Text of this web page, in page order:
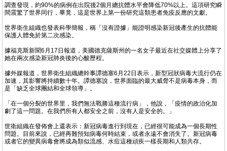
調查發現，約90%的病例在出院後2個月總抗體水平會降低70%以上。這項研究瞬
間震驚了世界同行，畢竟，這是世界上第一份研究這類患者免疫反應的文獻。
世界衛生組織也發表科學簡報，稱「沒有證據」能證明感染新冠後產生的抗體能
保護人體免於第二次感染。
據福克斯新聞6月17日報道，美國德克薩斯州的一名女子最近在社交媒體上分享了
她在兩次感染新冠肺炎後的心酸歷程。
據外媒報道，世界衛生組織總幹事譚德塞6月22日表示，新型冠狀病毒大流行仍在
加速，其影響將持續數十年。譚德塞說，世界面臨的最大威脅不是病毒本身，而
是「缺乏全球團結和全球領導」。
「在一個分裂的世界里，我們無法戰勝這種流行病」，他說，「疫情的政治化加
劇了這一問題。在我們所有人都安全之前，沒有人是安全的。」
世衛組織在發佈會上還表示：新冠病毒進行到現在，已經很可能成為一個長期性
問題。目前來說，已經再難預知病毒何時結束，或者永遠不會消失了。新冠病毒
或者它的變異病毒會將成為類似流感、水痘這種頑疾一樣長期和人類共存。